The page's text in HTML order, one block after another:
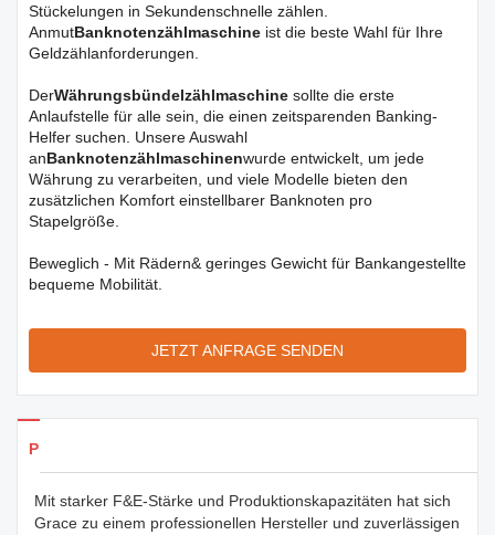
Stückelungen in Sekundenschnelle zählen.
AnmutBanknotenzählmaschine ist die beste Wahl für Ihre
Geldzählanforderungen.
DerWährungsbündelzählmaschine sollte die erste
Anlaufstelle für alle sein, die einen zeitsparenden Banking-
Helfer suchen. Unsere Auswahl
anBanknotenzählmaschinenwurde entwickelt, um jede
Währung zu verarbeiten, und viele Modelle bieten den
zusätzlichen Komfort einstellbarer Banknoten pro
Stapelgröße.
Beweglich - Mit Rädern& geringes Gewicht für Bankangestellte
bequeme Mobilität.
JETZT ANFRAGE SENDEN
Produkte Details
Mit starker F&E-Stärke und Produktionskapazitäten hat sich
Grace zu einem professionellen Hersteller und zuverlässigen